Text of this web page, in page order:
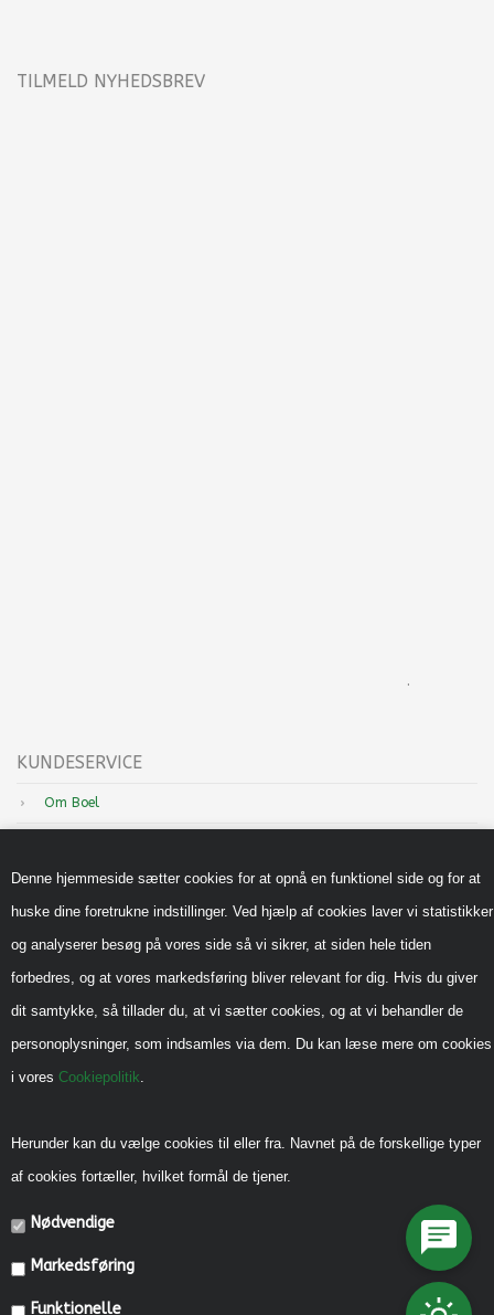
Denne hjemmeside sætter cookies for at opnå en funktionel side og for at
huske dine foretrukne indstillinger. Ved hjælp af cookies laver vi statistikker
og analyserer besøg på vores side så vi sikrer, at siden hele tiden
forbedres, og at vores markedsføring bliver relevant for dig. Hvis du giver
dit samtykke, så tillader du, at vi sætter cookies, og at vi behandler de
personoplysninger, som indsamles via dem. Du kan læse mere om cookies
i vores Cookiepolitik.
Herunder kan du vælge cookies til eller fra. Navnet på de forskellige typer
af cookies fortæller, hvilket formål de tjener.
Nødvendige
Markedsføring
Funktionelle
TILMELD NYHEDSBREV
.
KUNDESERVICE
Om Boel
Inspiration
Sådan handler du hos os
Cookiepolitik
Privatlivspolitik
Reklamebeskyttet (CVR)
Fonde og Puljer